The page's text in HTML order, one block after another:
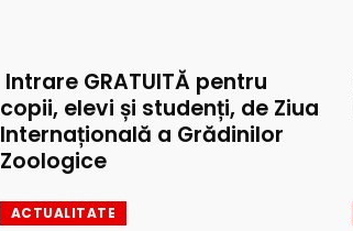
Intrare GRATUITĂ pentru
copii, elevi și studenți, de Ziua
Internațională a Grădinilor
Zoologice
ACTUALITATE